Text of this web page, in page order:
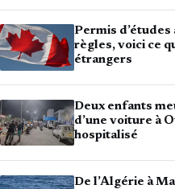
Permis d’études
règles, voici ce
étrangers
Deux enfants
d’une voiture à
hospitalisé
De l’Algérie à